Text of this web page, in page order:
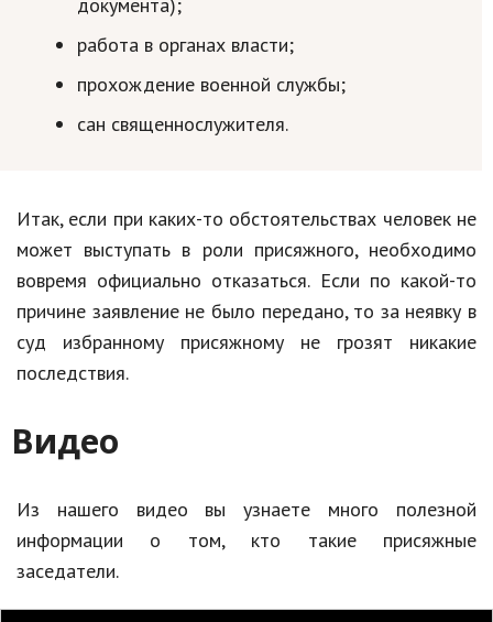
работа в органах власти;
прохождение военной службы;
сан священнослужителя.
Итак, если при каких-то обстоятельствах человек не
может выступать в роли присяжного, необходимо
вовремя официально отказаться. Если по какой-то
причине заявление не было передано, то за неявку в
суд избранному присяжному не грозят никакие
последствия.
Видео
Из нашего видео вы узнаете много полезной
информации о том, кто такие присяжные
заседатели.